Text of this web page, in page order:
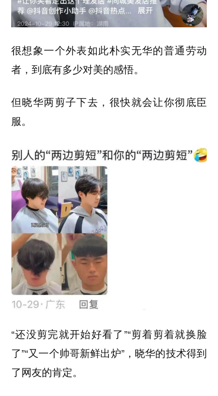
很想象一个外表如此朴实无华的普通劳动
者，到底有多少对美的感悟。
但晓华两剪子下去，很快就会让你彻底臣
服。
“还没剪完就开始好看了”“剪着剪着就换脸
了”“又一个帅哥新鲜出炉”，晓华的技术得到
了网友的肯定。